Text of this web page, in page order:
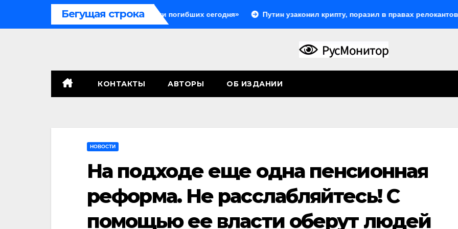
Бегущая строка
средства могли бы спасти погибших сегодня» Путин узаконил крипту, поразил в правах релокантов,
КОНТАКТЫ АВТОРЫ ОБ ИЗДАНИИ
НОВОСТИ
На подходе еще одна пенсионная
реформа. Не расслабляйтесь! С
помощью ее власти оберут людей